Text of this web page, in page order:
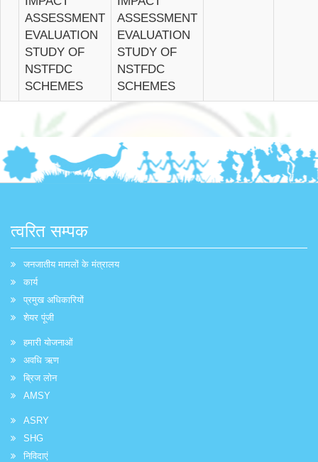
ASSESSMENT
EVALUATION
STUDY OF
NSTFDC
SCHEMES
ASSESSMENT
EVALUATION
STUDY OF
NSTFDC
SCHEMES
त्वरित सम्पक
जनजातीय मामलों के मंत्रालय
कार्य
प्रमुख अधिकारियों
शेयर पूंजी
हमारी योजनाओं
अवधि ऋण
ब्रिज लोन
AMSY
ASRY
SHG
निविदाएं